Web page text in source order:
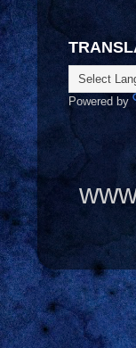
Powered by